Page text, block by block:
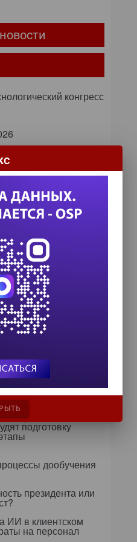
конгресс
2026
в
«Управление
подготовку
дообучения
президента или
ИИ в клиентском
на персонал